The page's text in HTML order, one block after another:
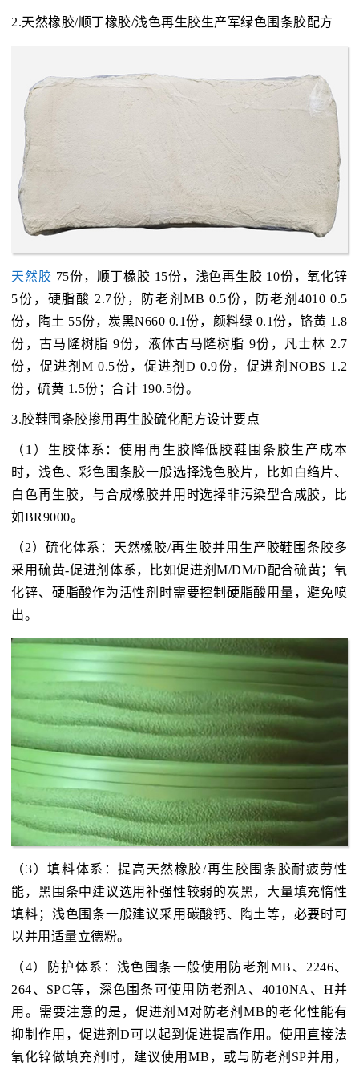
2.天然橡胶/顺丁橡胶/浅色再生胶生产军绿色围条胶配方
天然胶 75份，顺丁橡胶 15份，浅色再生胶 10份，氧化锌
5份，硬脂酸 2.7份，防老剂MB 0.5份，防老剂4010 0.5
份，陶土 55份，炭黑N660 0.1份，颜料绿 0.1份，铬黄 1.8
份，古马隆树脂 9份，液体古马隆树脂 9份，凡士林 2.7
份，促进剂M 0.5份，促进剂D 0.9份，促进剂NOBS 1.2
份，硫黄 1.5份；合计 190.5份。
3.胶鞋围条胶掺用再生胶硫化配方设计要点
（1）生胶体系：使用再生胶降低胶鞋围条胶生产成本
时，浅色、彩色围条胶一般选择浅色胶片，比如白绉片、
白色再生胶，与合成橡胶并用时选择非污染型合成胶，比
如BR9000。
（2）硫化体系：天然橡胶/再生胶并用生产胶鞋围条胶多
采用硫黄-促进剂体系，比如促进剂M/DM/D配合硫黄；氧
化锌、硬脂酸作为活性剂时需要控制硬脂酸用量，避免喷
出。
（3）填料体系：提高天然橡胶/再生胶围条胶耐疲劳性
能，黑围条中建议选用补强性较弱的炭黑，大量填充惰性
填料；浅色围条一般建议采用碳酸钙、陶土等，必要时可
以并用适量立德粉。
（4）防护体系：浅色围条一般使用防老剂MB、2246、
264、SPC等，深色围条可使用防老剂A、4010NA、H并
用。需要注意的是，促进剂M对防老剂MB的老化性能有
抑制作用，促进剂D可以起到促进提高作用。使用直接法
氧化锌做填充剂时，建议使用MB，或与防老剂SP并用，